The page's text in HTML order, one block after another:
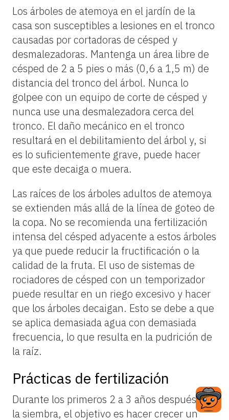
Los árboles de atemoya en el jardín de la
casa son susceptibles a lesiones en el tronco
causadas por cortadoras de césped y
desmalezadoras. Mantenga un área libre de
césped de 2 a 5 pies o más (0,6 a 1,5 m) de
distancia del tronco del árbol. Nunca lo
golpee con un equipo de corte de césped y
nunca use una desmalezadora cerca del
tronco. El daño mecánico en el tronco
resultará en el debilitamiento del árbol y, si
es lo suficientemente grave, puede hacer
que este decaiga o muera.
Las raíces de los árboles adultos de atemoya
se extienden más allá de la línea de goteo de
la copa. No se recomienda una fertilización
intensa del césped adyacente a estos árboles
ya que puede reducir la fructificación o la
calidad de la fruta. El uso de sistemas de
rociadores de césped con un temporizador
puede resultar en un riego excesivo y hacer
que los árboles decaigan. Esto se debe a que
se aplica demasiada agua con demasiada
frecuencia, lo que resulta en la pudrición de
la raíz.
Prácticas de fertilización
Durante los primeros 2 a 3 años después de
la siembra, el objetivo es hacer crecer un